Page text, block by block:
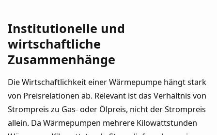
Institutionelle und
wirtschaftliche
Zusammenhänge
Die Wirtschaftlichkeit einer Wärmepumpe hängt stark
von Preisrelationen ab. Relevant ist das Verhältnis von
Strompreis zu Gas- oder Ölpreis, nicht der Strompreis
allein. Da Wärmepumpen mehrere Kilowattstunden